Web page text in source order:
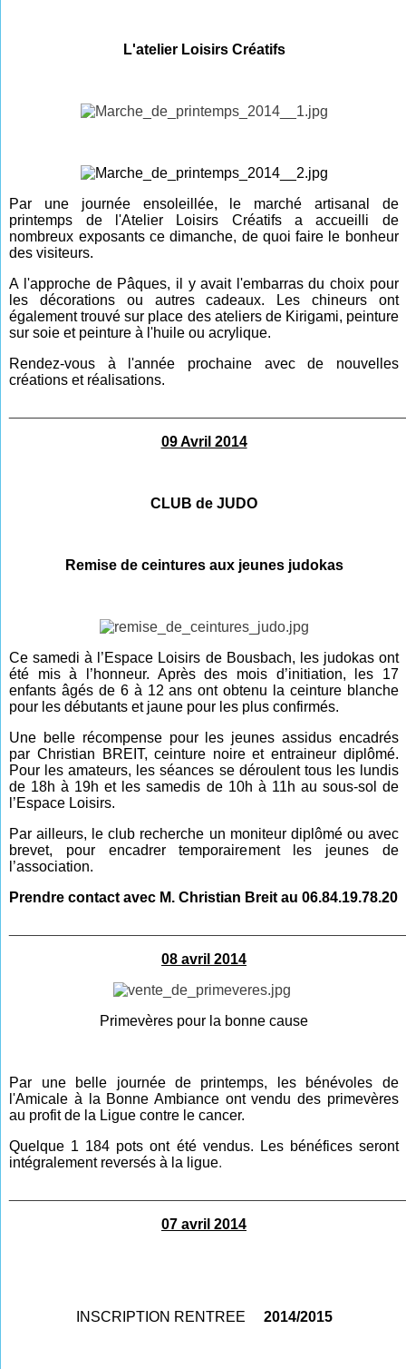
L'atelier Loisirs Créatifs
Par une journée ensoleillée, le marché artisanal de
printemps de l'Atelier Loisirs Créatifs a accueilli de
nombreux exposants ce dimanche, de quoi faire le bonheur
des visiteurs.
A l'approche de Pâques, il y avait l'embarras du choix pour
les décorations ou autres cadeaux. Les chineurs ont
également trouvé sur place des ateliers de Kirigami, peinture
sur soie et peinture à l'huile ou acrylique.
Rendez-vous à l'année prochaine avec de nouvelles
créations et réalisations.
09 Avril 2014
CLUB de JUDO
Remise de ceintures aux jeunes judokas
Ce samedi à l’Espace Loisirs de Bousbach, les judokas ont
été mis à l’honneur. Après des mois d’initiation, les 17
enfants âgés de 6 à 12 ans ont obtenu la ceinture blanche
pour les débutants et jaune pour les plus confirmés.
Une belle récompense pour les jeunes assidus encadrés
par Christian BREIT, ceinture noire et entraineur diplômé.
Pour les amateurs, les séances se déroulent tous les lundis
de 18h à 19h et les samedis de 10h à 11h au sous-sol de
l’Espace Loisirs.
Par ailleurs, le club recherche un moniteur diplômé ou avec
brevet, pour encadrer temporairement les jeunes de
l’association.
Prendre contact avec M. Christian Breit au 06.84.19.78.20
08 avril 2014
Primevères pour la bonne cause
Par une belle journée de printemps, les bénévoles de
l'Amicale à la Bonne Ambiance ont vendu des primevères
au profit de la Ligue contre le cancer.
Quelque 1 184 pots ont été vendus. Les bénéfices seront
intégralement reversés à la ligue.
07 avril 2014
INSCRIPTION RENTREE 2014/2015